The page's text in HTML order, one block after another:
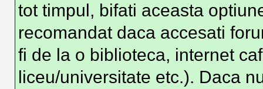
tot timpul, bifati aceasta
recomandat daca accesati
fi de la o biblioteca, internet
liceu/universitate etc.). Daca